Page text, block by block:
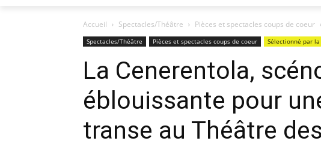
Accueil Spectacles/Théâtre Pièces et spectacles coups de coeur
Spectacles/Théâtre Pièces et spectacles coups de coeur Sélectionné par
La Cenerentola,
éblouissante pour
transe au Théâtre